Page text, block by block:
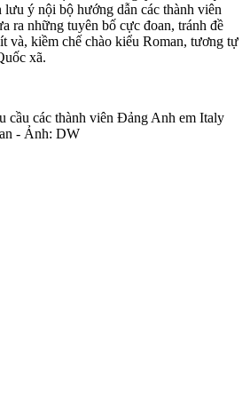
ý nội bộ hướng dẫn các thành viên
ra những tuyên bố cực đoan, tránh đề
và, kiềm chế chào kiểu Roman, tương tự
xã.
cầu các thành viên Đảng Anh em Italy
- Ảnh: DW